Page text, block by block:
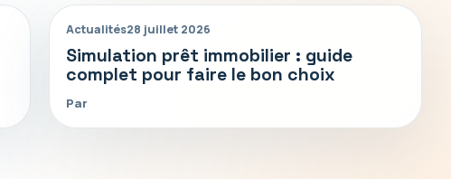
Actualités28 juillet 2026
Simulation prêt immobilier : guide
complet pour faire le bon choix
Par